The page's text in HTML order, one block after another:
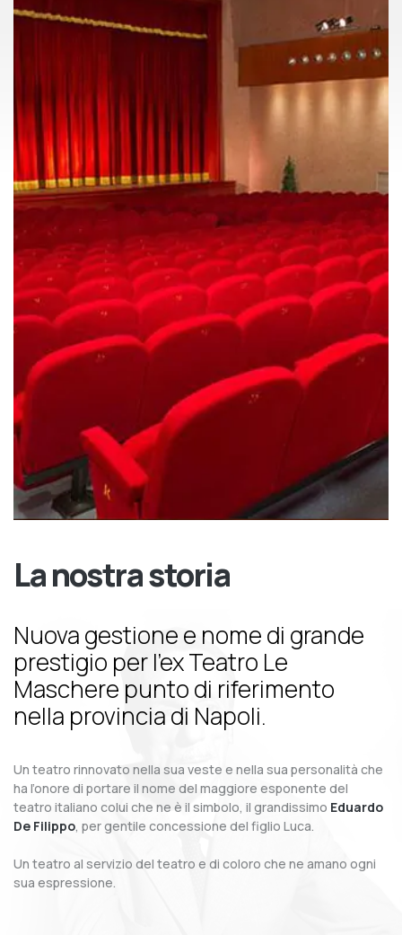
La nostra storia
Nuova gestione e nome di grande
prestigio per l’ex Teatro Le
Maschere punto di riferimento
nella provincia di Napoli.
Un teatro rinnovato nella sua veste e nella sua personalità che
ha l’onore di portare il nome del maggiore esponente del
teatro italiano colui che ne è il simbolo, il grandissimo Eduardo
De Filippo, per gentile concessione del figlio Luca.
Un teatro al servizio del teatro e di coloro che ne amano ogni
sua espressione.